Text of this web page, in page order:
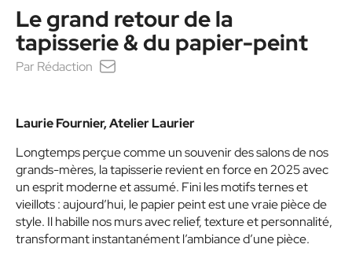
Le grand retour de la
tapisserie & du papier-peint
Par Rédaction
Laurie Fournier, Atelier Laurier
Longtemps perçue comme un souvenir des salons de nos
grands-mères, la tapisserie revient en force en 2025 avec
un esprit moderne et assumé. Fini les motifs ternes et
vieillots : aujourd’hui, le papier peint est une vraie pièce de
style. Il habille nos murs avec relief, texture et personnalité,
transformant instantanément l’ambiance d’une pièce.